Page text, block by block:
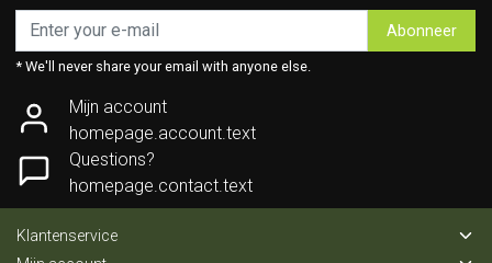
Abonneer
* We'll never share your email with anyone else.
Mijn account
homepage.account.text
Questions?
homepage.contact.text
Klantenservice